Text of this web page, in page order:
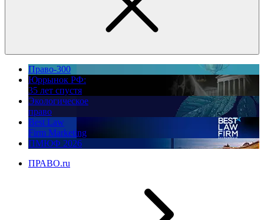
Право-300
Юррынок РФ:
35 лет спустя
Экологическое
право
Best Law
Firm Marketing
ПМЮФ 2026
ПРАВО.ru